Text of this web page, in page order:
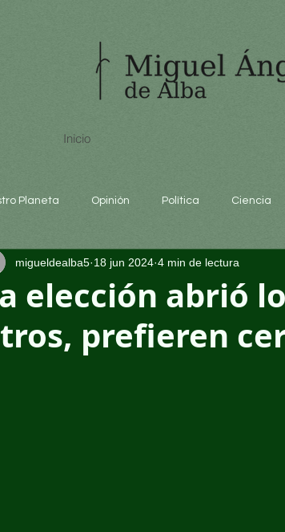
Inicio
Planeta Opinión Política Ciencia
Educación educación
elección abrió
prefieren
migueldealba5 18 jun 2024 4 min de lectura